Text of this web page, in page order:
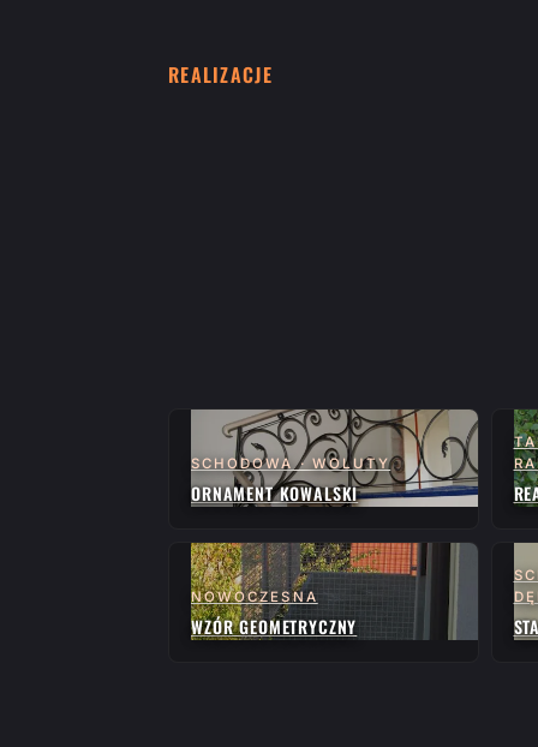
REALIZACJE
SCHODOWA · WOLUTY
ORNAMENT KOWALSKI
NOWOCZESNA
WZÓR GEOMETRYCZNY